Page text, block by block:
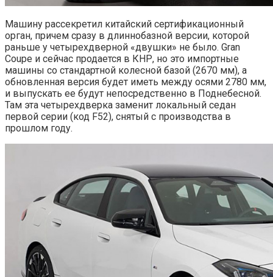
Машину рассекретил китайский сертификационный
орган, причем сразу в длиннобазной версии, которой
раньше у четырехдверной «двушки» не было. Gran
Coupe и сейчас продается в КНР, но это импортные
машины со стандартной колесной базой (2670 мм), а
обновленная версия будет иметь между осями 2780 мм,
и выпускать ее будут непосредственно в Поднебесной.
Там эта четырехдверка заменит локальный седан
первой серии (код F52), снятый с производства в
прошлом году.